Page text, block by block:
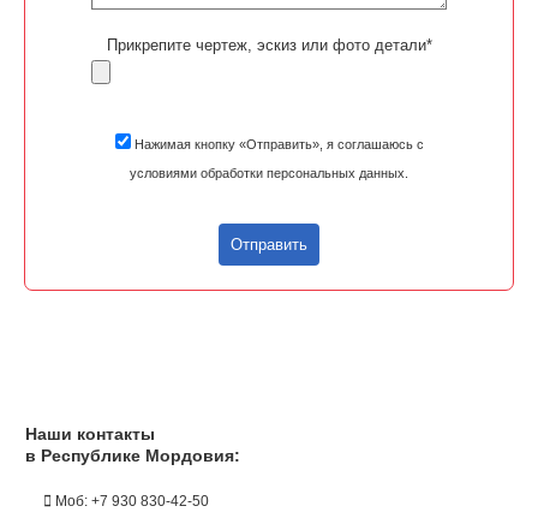
Прикрепите чертеж, эскиз или фото детали*
Нажимая кнопку «Отправить», я соглашаюсь с
условиями обработки персональных данных.
Отправить
Наши контакты
в Республике Мордовия:
Моб: +7 930 830-42-50